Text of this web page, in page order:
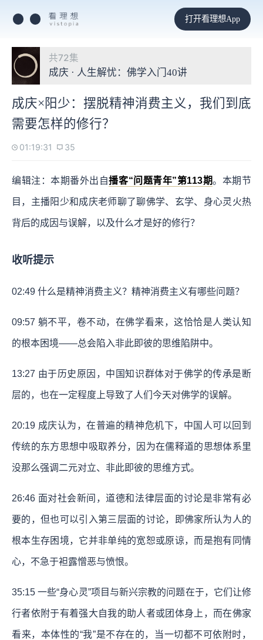
打开看理想App
共72集
成庆 · 人生解忧：佛学入门40讲
成庆×阳少：摆脱精神消费主义，我们到底
需要怎样的修行？
01:19:31 35
编辑注：本期番外出自播客“问题青年”第113期。本期节
目，主播阳少和成庆老师聊了聊佛学、玄学、身心灵火热
背后的成因与误解，以及什么才是好的修行？
收听提示
02:49 什么是精神消费主义？精神消费主义有哪些问题？
09:57 躺不平，卷不动，在佛学看来，这恰恰是人类认知
的根本困境——总会陷入非此即彼的思维陷阱中。
13:27 由于历史原因，中国知识群体对于佛学的传承是断
层的，也在一定程度上导致了人们今天对佛学的误解。
20:19 成庆认为，在普遍的精神危机下，中国人可以回到
传统的东方思想中吸取养分，因为在儒释道的思想体系里
没那么强调二元对立、非此即彼的思维方式。
26:46 面对社会新间，道德和法律层面的讨论是非常有必
要的，但也可以引入第三层面的讨论，即佛家所认为人的
根本生存困境，它并非单纯的宽恕或原谅，而是抱有同情
心，不急于袒露憎恶与愤恨。
35:15 一些“身心灵”项目与新兴宗教的问题在于，它们让修
行者依附于有着强大自我的助人者或团体身上，而在佛家
看来，本体性的“我”是不存在的，当一切都不可依附时，